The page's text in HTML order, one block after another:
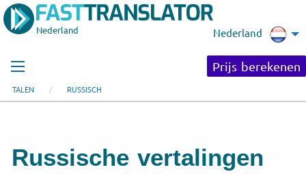
Nederland Nederland
Prijs berekenen
TALEN RUSSISCH
Russische vertalingen